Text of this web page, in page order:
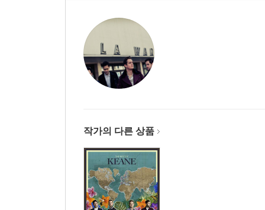
작가의 다른 상품